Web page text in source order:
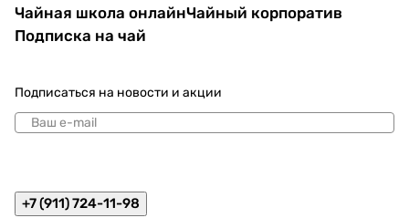
Чайная школа онлайнЧайный корпоратив
Подписка на чай
Подписаться на новости и акции
+7 (911) 724-11-98